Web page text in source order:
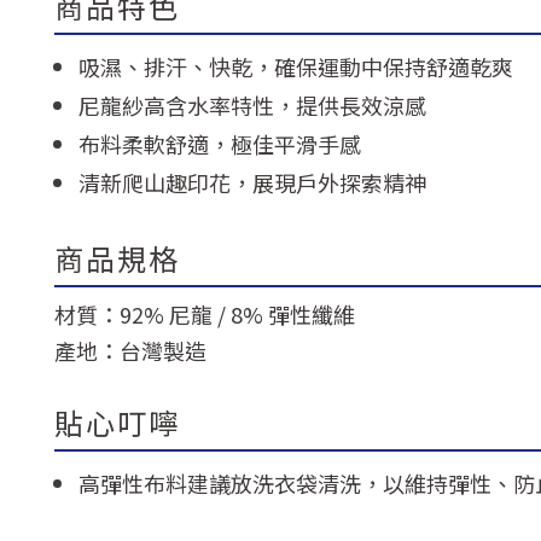
吸濕、排汗、快乾，確保運動中保持舒適乾爽
尼龍紗高含水率特性，提供長效涼感
布料柔軟舒適，極佳平滑手感
清新爬山趣印花，展現戶外探索精神
商品規格
材質：92% 尼龍 / 8% 彈性纖維
產地：台灣製造
貼心叮嚀
高彈性布料建議放洗衣袋清洗，以維持彈性、防